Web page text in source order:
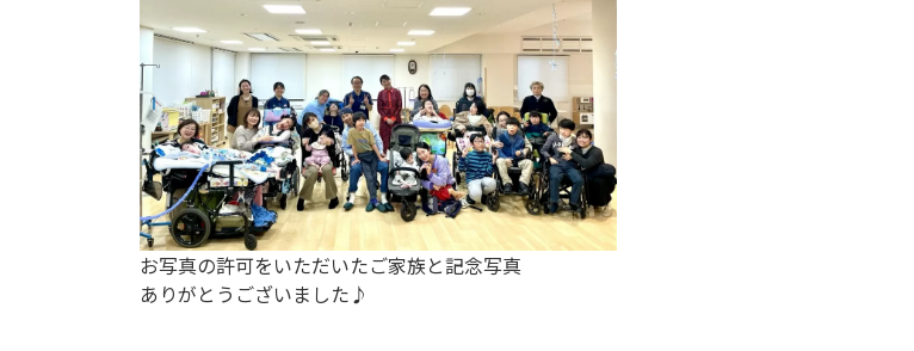
お写真の許可をいただいたご家族と記念写真
ありがとうございました♪